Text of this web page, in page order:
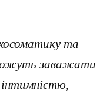
та
можуть заважати